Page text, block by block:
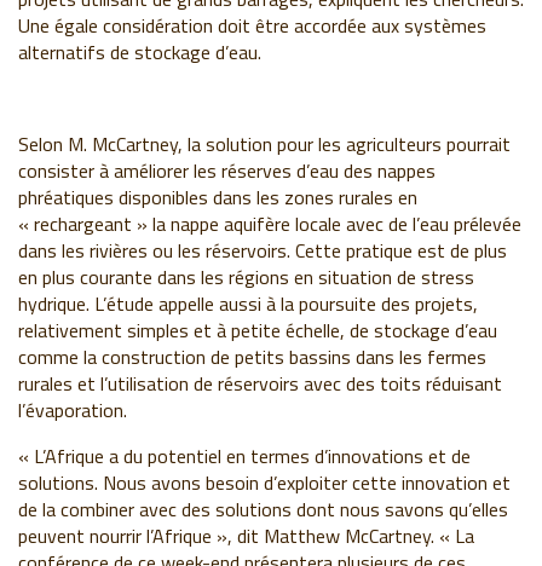
Une égale considération doit être accordée aux systèmes
alternatifs de stockage d’eau.
Selon M. McCartney, la solution pour les agriculteurs pourrait
consister à améliorer les réserves d’eau des nappes
phréatiques disponibles dans les zones rurales en
« rechargeant » la nappe aquifère locale avec de l’eau prélevée
dans les rivières ou les réservoirs. Cette pratique est de plus
en plus courante dans les régions en situation de stress
hydrique. L’étude appelle aussi à la poursuite des projets,
relativement simples et à petite échelle, de stockage d’eau
comme la construction de petits bassins dans les fermes
rurales et l’utilisation de réservoirs avec des toits réduisant
l’évaporation.
« L’Afrique a du potentiel en termes d’innovations et de
solutions. Nous avons besoin d’exploiter cette innovation et
de la combiner avec des solutions dont nous savons qu’elles
peuvent nourrir l’Afrique », dit Matthew McCartney. « La